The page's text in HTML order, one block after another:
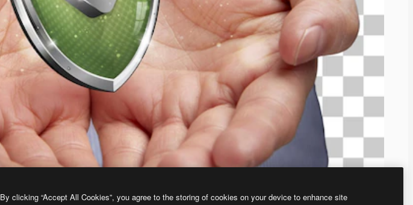
By clicking “Accept All Cookies”, you agree to the storing of cookies on your device to enhance site